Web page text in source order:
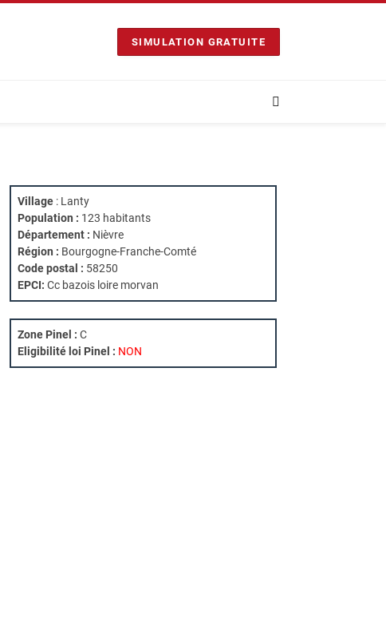
SIMULATION GRATUITE
Village : Lanty
Population : 123 habitants
Département : Nièvre
Région : Bourgogne-Franche-Comté
Code postal : 58250
EPCI: Cc bazois loire morvan
Zone Pinel : C
Eligibilité loi Pinel : NON